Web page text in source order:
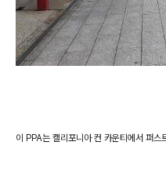
이 PPA는 캘리포니아 컨 카운티에서 퍼스